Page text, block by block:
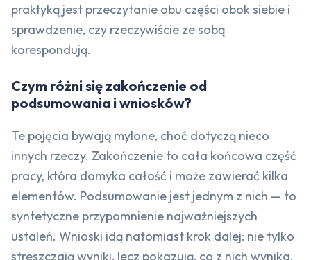
praktyką jest przeczytanie obu części obok siebie i
sprawdzenie, czy rzeczywiście ze sobą
korespondują.
Czym różni się zakończenie od
podsumowania i wniosków?
Te pojęcia bywają mylone, choć dotyczą nieco
innych rzeczy. Zakończenie to cała końcowa część
pracy, która domyka całość i może zawierać kilka
elementów. Podsumowanie jest jednym z nich — to
syntetyczne przypomnienie najważniejszych
ustaleń. Wnioski idą natomiast krok dalej: nie tylko
streszczają wyniki, lecz pokazują, co z nich wynika,